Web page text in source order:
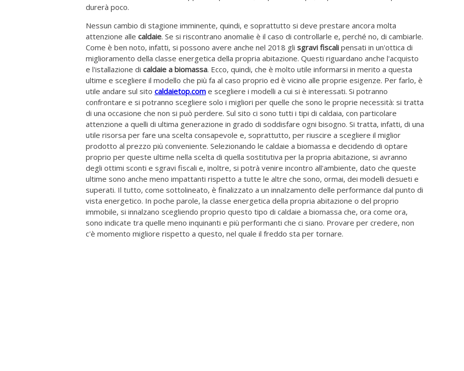
durerà poco.
Nessun cambio di stagione imminente, quindi, e soprattutto si deve prestare ancora molta
attenzione alle caldaie. Se si riscontrano anomalie è il caso di controllarle e, perché no, di cambiarle.
Come è ben noto, infatti, si possono avere anche nel 2018 gli sgravi fiscali pensati in un'ottica di
miglioramento della classe energetica della propria abitazione. Questi riguardano anche l'acquisto
e l'istallazione di caldaie a biomassa. Ecco, quindi, che è molto utile informarsi in merito a questa
ultime e scegliere il modello che più fa al caso proprio ed è vicino alle proprie esigenze. Per farlo, è
utile andare sul sito caldaietop.com e scegliere i modelli a cui si è interessati. Si potranno
confrontare e si potranno scegliere solo i migliori per quelle che sono le proprie necessità: si tratta
di una occasione che non si può perdere. Sul sito ci sono tutti i tipi di caldaia, con particolare
attenzione a quelli di ultima generazione in grado di soddisfare ogni bisogno. Si tratta, infatti, di una
utile risorsa per fare una scelta consapevole e, soprattutto, per riuscire a scegliere il miglior
prodotto al prezzo più conveniente. Selezionando le caldaie a biomassa e decidendo di optare
proprio per queste ultime nella scelta di quella sostitutiva per la propria abitazione, si avranno
degli ottimi sconti e sgravi fiscali e, inoltre, si potrà venire incontro all'ambiente, dato che queste
ultime sono anche meno impattanti rispetto a tutte le altre che sono, ormai, dei modelli desueti e
superati. Il tutto, come sottolineato, è finalizzato a un innalzamento delle performance dal punto di
vista energetico. In poche parole, la classe energetica della propria abitazione o del proprio
immobile, si innalzano scegliendo proprio questo tipo di caldaie a biomassa che, ora come ora,
sono indicate tra quelle meno inquinanti e più performanti che ci siano. Provare per credere, non
c'è momento migliore rispetto a questo, nel quale il freddo sta per tornare.